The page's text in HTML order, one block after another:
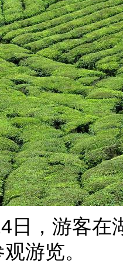
，游客在湖
游览。